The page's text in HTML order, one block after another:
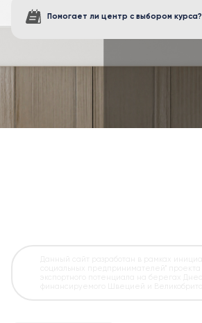
Помогает ли центр с выбором курса?